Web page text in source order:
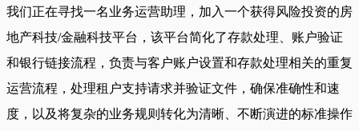
我们正在寻找一名业务运营助理，加入一个获得风险投资的房
地产科技/金融科技平台，该平台简化了存款处理、账户验证
和银行链接流程，负责与客户账户设置和存款处理相关的重复
运营流程，处理租户支持请求并验证文件，确保准确性和速
度，以及将复杂的业务规则转化为清晰、不断演进的标准操作